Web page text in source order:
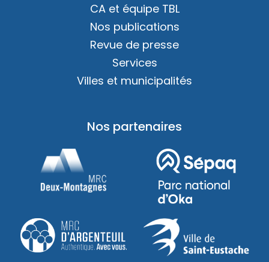
CA et équipe TBL
Nos publications
Revue de presse
Services
Villes et municipalités
Nos partenaires